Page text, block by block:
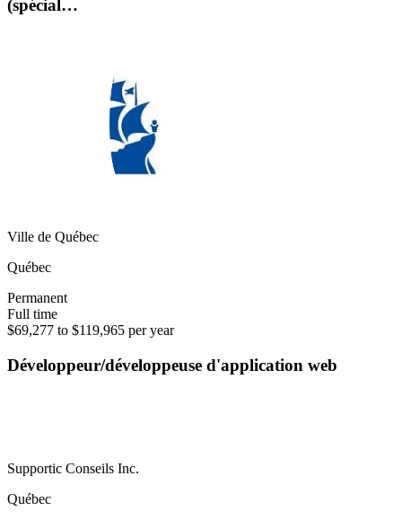
(spécial…
Ville de Québec
Québec
Permanent
Full time
$69,277 to $119,965 per year
Développeur/développeuse d'application web
Supportic Conseils Inc.
Québec